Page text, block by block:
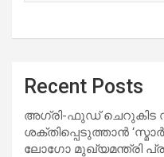
Recent Posts
അഗ്രി-ഫുഡ് ചെറുകിട
ശക്തിപ്പെടുത്താന്‍
ലോഗോ മുഖ്യമന്ത്രി